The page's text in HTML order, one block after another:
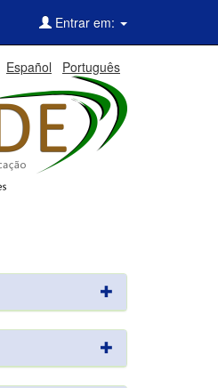
Entrar em:
Español Português